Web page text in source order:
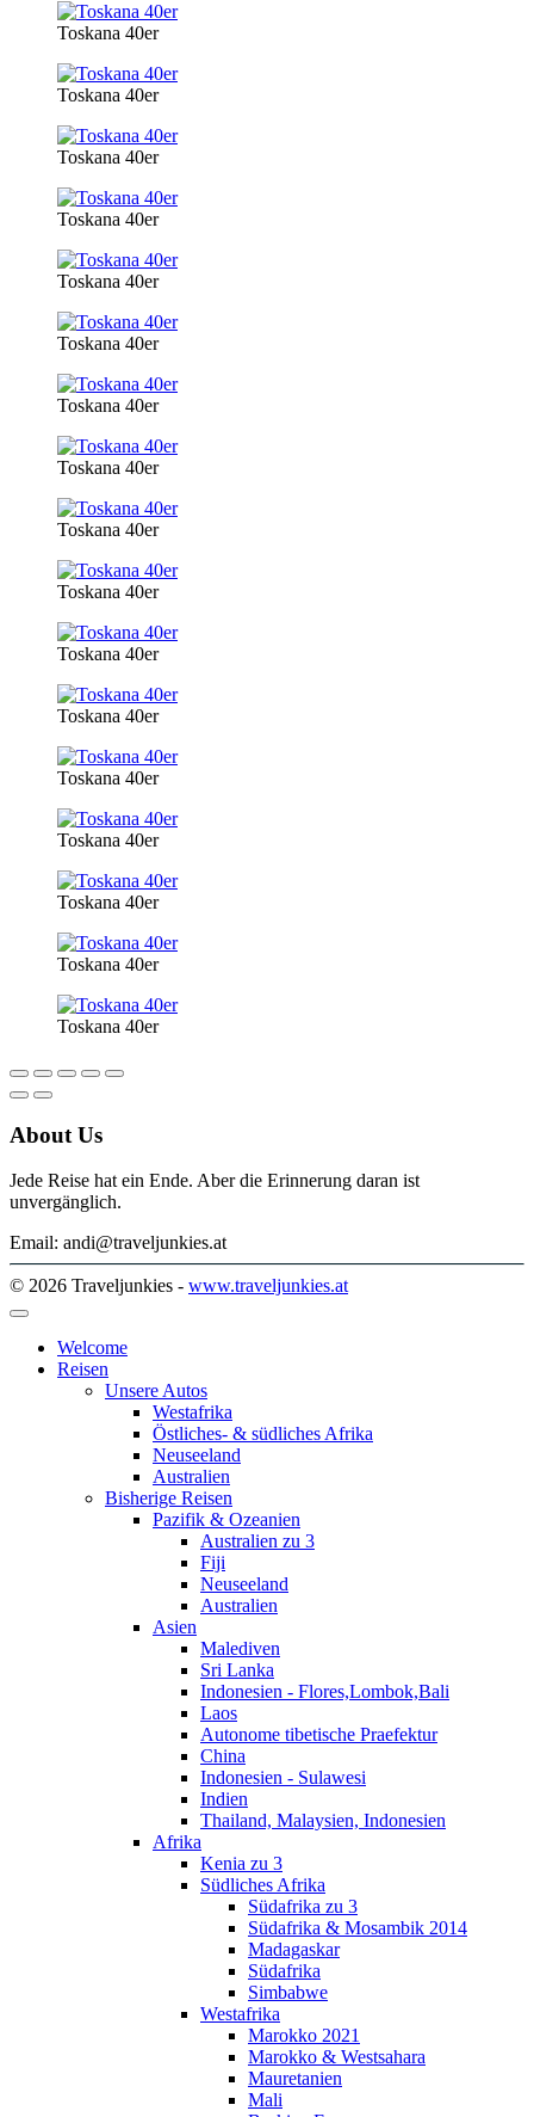
Toskana 40er
Toskana 40er
Toskana 40er
Toskana 40er
Toskana 40er
Toskana 40er
Toskana 40er
Toskana 40er
Toskana 40er
Toskana 40er
Toskana 40er
Toskana 40er
Toskana 40er
Toskana 40er
Toskana 40er
Toskana 40er
Toskana 40er
About Us
Jede Reise hat ein Ende. Aber die Erinnerung daran ist
unvergänglich.
Email: andi@traveljunkies.at
© 2026 Traveljunkies - www.traveljunkies.at
Welcome
Reisen
Unsere Autos
Westafrika
Östliches- & südliches Afrika
Neuseeland
Australien
Bisherige Reisen
Pazifik & Ozeanien
Australien zu 3
Fiji
Neuseeland
Australien
Asien
Malediven
Sri Lanka
Indonesien - Flores,Lombok,Bali
Laos
Autonome tibetische Praefektur
China
Indonesien - Sulawesi
Indien
Thailand, Malaysien, Indonesien
Afrika
Kenia zu 3
Südliches Afrika
Südafrika zu 3
Südafrika & Mosambik 2014
Madagaskar
Südafrika
Simbabwe
Westafrika
Marokko 2021
Marokko & Westsahara
Mauretanien
Mali